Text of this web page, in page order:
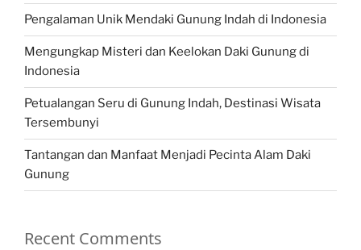
Pengalaman Unik Mendaki Gunung Indah di Indonesia
Mengungkap Misteri dan Keelokan Daki Gunung di
Indonesia
Petualangan Seru di Gunung Indah, Destinasi Wisata
Tersembunyi
Tantangan dan Manfaat Menjadi Pecinta Alam Daki
Gunung
Recent Comments